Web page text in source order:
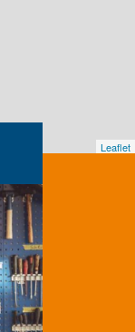
Leaflet